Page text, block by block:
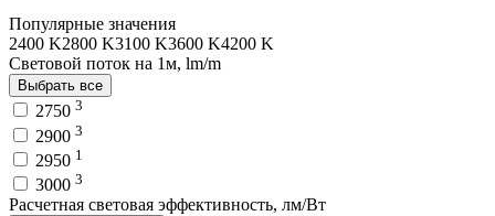
Популярные значения
2400 K2800 K3100 K3600 K4200 K
Световой поток на 1м, lm/m
Выбрать все
2750 3
2900 3
2950 1
3000 3
Расчетная световая эффективность, лм/Вт